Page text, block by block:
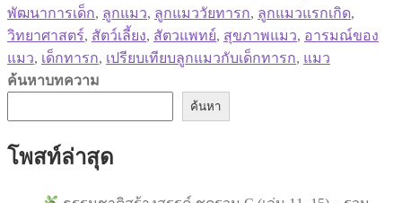
พัฒนาการเด็ก, ลูกแมว, ลูกแมววัยทารก, ลูกแมวแรกเกิด,
วิทยาศาสตร์, สัตว์เลี้ยง, สัตวแพทย์, สุขภาพแมว, อารมณ์ของ
แมว, เด็กทารก, เปรียบเทียบลูกแมวกับเด็กทารก, แมว
ค้นหาบทความ
ค้นหา
โพสท์ล่าสุด